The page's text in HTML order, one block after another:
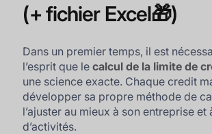
(+ fichier Excel🎁)
Dans un premier temps, il est
l’esprit que lecalcul de la limite de
une science exacte. Chaque credit
développer sa propre méthode de
l’ajuster au mieux à son entreprise et
d’activités.